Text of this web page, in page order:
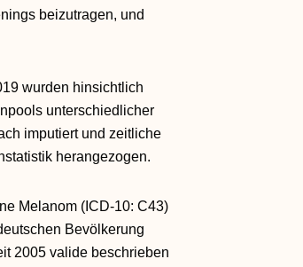
beizutragen, und
wurden hinsichtlich
unterschiedlicher
imputiert und zeitliche
herangezogen.
Melanom (ICD‐10: C43)
Bevölkerung
2005 valide beschrieben